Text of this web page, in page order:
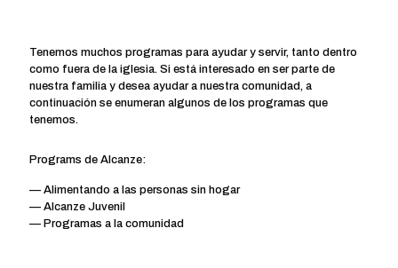
Tenemos muchos programas para ayudar y servir, tanto dentro
como fuera de la iglesia. Si está interesado en ser parte de
nuestra familia y desea ayudar a nuestra comunidad, a
continuación se enumeran algunos de los programas que
tenemos.
Programs de Alcanze:
— Alimentando a las personas sin hogar
— Alcanze Juvenil
— Programas a la comunidad